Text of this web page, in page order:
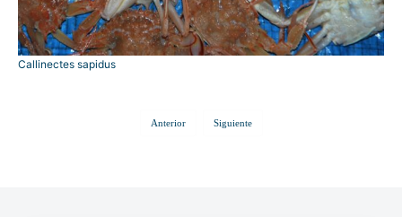
Callinectes sapidus
Anterior Siguiente